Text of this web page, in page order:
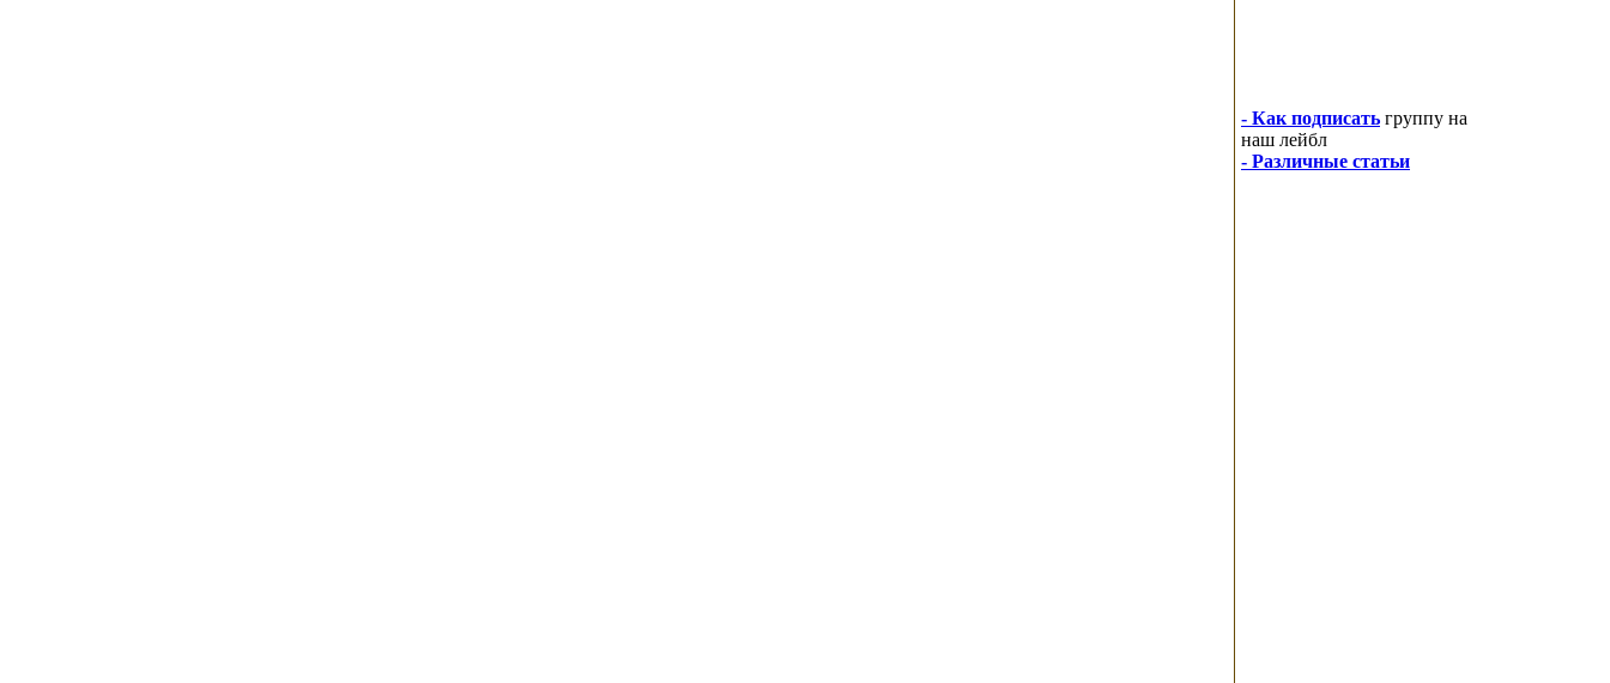
- Как подписать группу на
наш лейбл
- Различные статьи